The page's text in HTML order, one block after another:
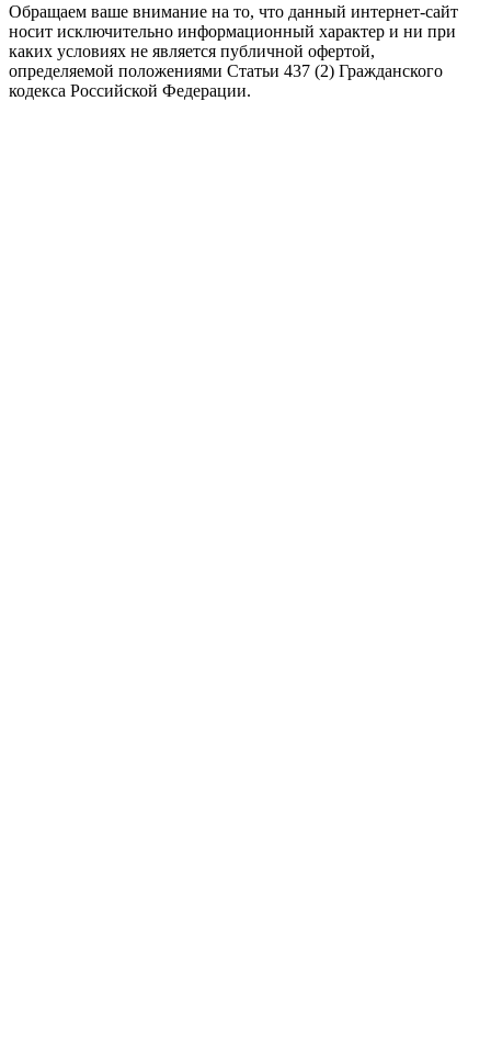
Обращаем ваше внимание на то, что данный интернет-сайт
носит исключительно информационный характер и ни при
каких условиях не является публичной офертой,
определяемой положениями Статьи 437 (2) Гражданского
кодекса Российской Федерации.